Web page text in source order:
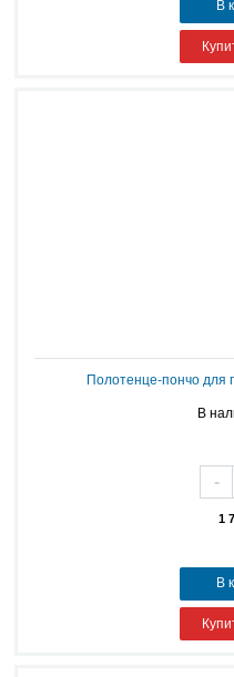
В
Полотенце-пончо для
В
1
-
В